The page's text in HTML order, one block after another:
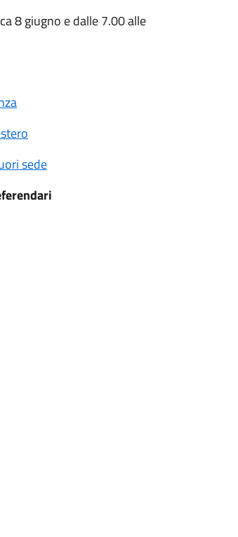
8 giugno e dalle 7.00 alle
sede